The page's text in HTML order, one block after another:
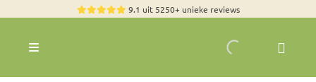
content
9.1 uit 5250+ unieke reviews
Toggle
Rozen